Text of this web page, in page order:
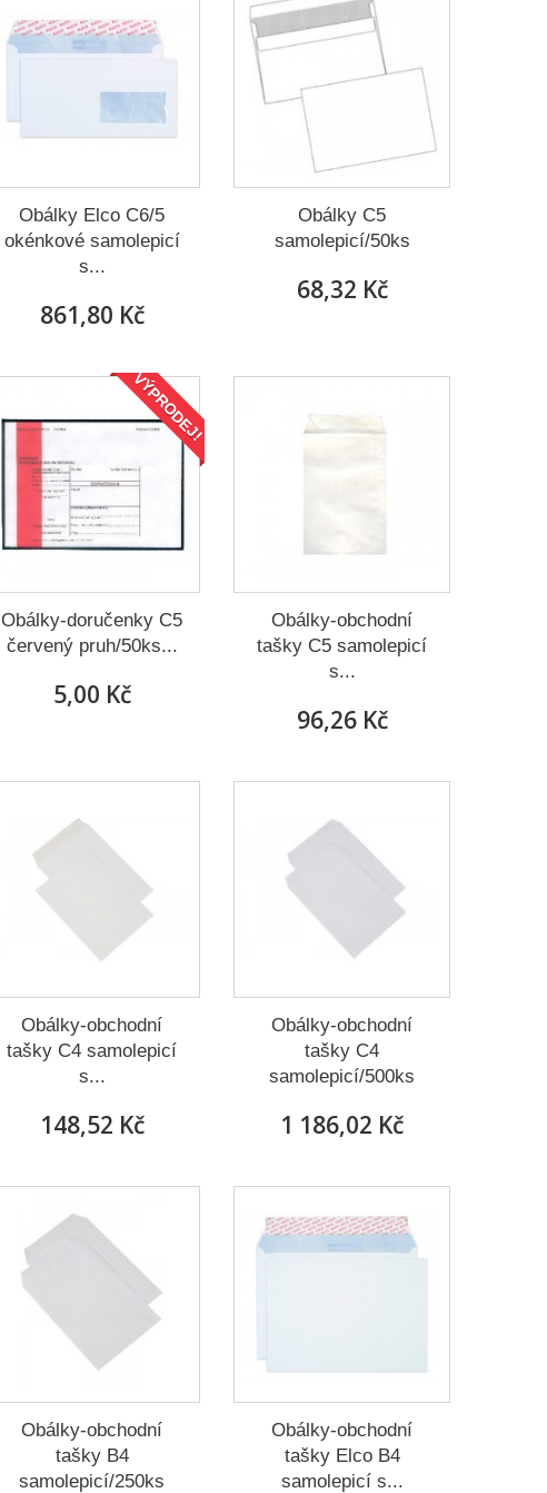
Obálky Elco C6/5
okénkové samolepicí
s...
861,80 Kč
Obálky C5
samolepicí/50ks
68,32 Kč
VÝPRODEJ!
Obálky-doručenky C5
červený pruh/50ks...
5,00 Kč
Obálky-obchodní
tašky C5 samolepicí
s...
96,26 Kč
Obálky-obchodní
tašky C4 samolepicí
s...
148,52 Kč
Obálky-obchodní
tašky C4
samolepicí/500ks
1 186,02 Kč
Obálky-obchodní
tašky B4
samolepicí/250ks
Obálky-obchodní
tašky Elco B4
samolepicí s...